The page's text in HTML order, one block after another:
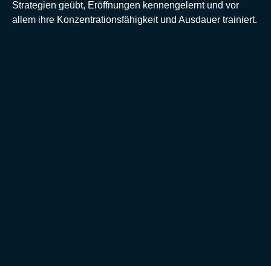
Strategien geübt, Eröffnungen kennengelernt und vor
allem ihre Konzentrationsfähigkeit und Ausdauer trainiert.